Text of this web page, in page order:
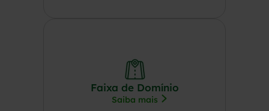
Faixa de Domínio
Saiba mais